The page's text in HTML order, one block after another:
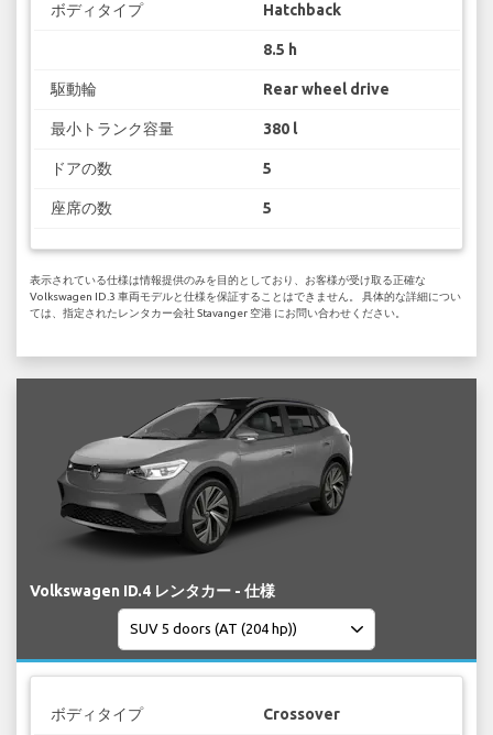
ボディタイプ Hatchback
8.5 h
駆動輪 Rear wheel drive
最小トランク容量 380 l
ドアの数 5
座席の数 5
表示されている仕様は情報提供のみを目的としており、お客様が受け取る正確な
Volkswagen ID.3 車両モデルと仕様を保証することはできません。 具体的な詳細につい
ては、指定されたレンタカー会社 Stavanger 空港 にお問い合わせください。
Volkswagen ID.4 レンタカー - 仕様
ボディタイプ Crossover